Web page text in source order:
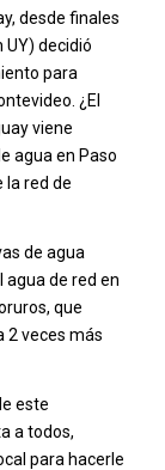
desde finales
UY) decidió
para
¿El
viene
agua en Paso
la red de
de agua
agua de red en
que
2 veces más
este
a todos,
para hacerle